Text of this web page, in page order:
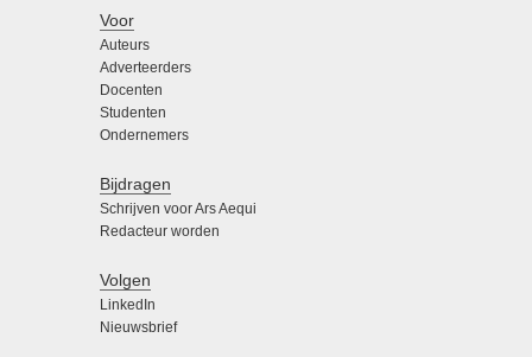
Voor
Auteurs
Adverteerders
Docenten
Studenten
Ondernemers
Bijdragen
Schrijven voor Ars Aequi
Redacteur worden
Volgen
LinkedIn
Nieuwsbrief